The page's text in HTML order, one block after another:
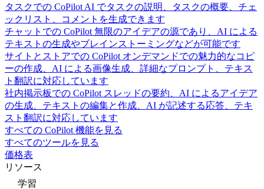
タスクでの CoPilot AI でタスクの説明、タスクの概要、チェ
ックリスト、コメントを生成できます
チャットでの CoPilot 無限のアイデアの源であり、AI による
テキストの生成やブレインストーミングなどが可能です
サイトとストアでの CoPilot オンデマンドでの魅力的なコピ
ーの作成、AI による画像生成、詳細なプロンプト、テキス
ト翻訳に対応しています
社内掲示板での CoPilot スレッドの要約、AI によるアイデア
の生成、テキストの編集と作成、AI が記述する応答、テキ
スト翻訳に対応しています
すべての CoPilot 機能を見る
すべてのツールを見る
価格表
リソース
学習